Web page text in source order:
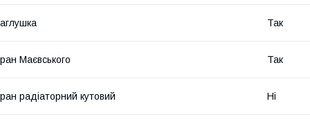
Так
Маєвського Так
радіаторний кутовий Ні